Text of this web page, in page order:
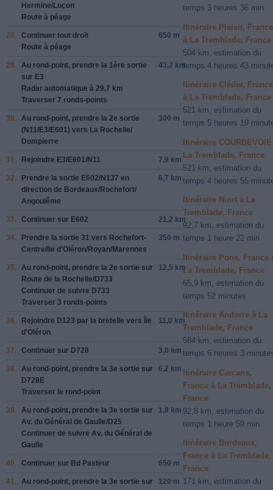
Hermine/Luçon
Route à péage
28. Continuer tout droit
Route à péage
650 m
29. Au rond-point, prendre la 1ère sortie
sur E3
Radar automatique à 29,7 km
Traverser 7 ronds-points
43,2 km
30. Au rond-point, prendre la 2e sortie
(N11/E3/E601) vers La Rochelle/
Dompierre
300 m
31. Rejoindre E3/E601/N11 7,9 km
32. Prendre la sortie E602/N137 en
direction de Bordeaux/Rochefort/
Angoulême
6,7 km
33. Continuer sur E602 21,2 km
34. Prendre la sortie 31 vers Rochefort-
Centre/Ile d'Oléron/Royan/Marennes
350 m
35. Au rond-point, prendre la 2e sortie sur
Route de la Rochelle/D733
Continuer de suivre D733
Traverser 3 ronds-points
12,5 km
36. Rejoindre D123 par la bretelle vers Île
d'Oléron
11,0 km
37. Continuer sur D728 3,0 km
38. Au rond-point, prendre la 3e sortie sur
D728E
Traverser le rond-point
6,2 km
39. Au rond-point, prendre la 3e sortie sur
Av. du Général de Gaulle/D25
Continuer de suivre Av. du Général de
Gaulle
1,8 km
40. Continuer sur Bd Pasteur 650 m
41. Au rond-point, prendre la 3e sortie sur
120 m
temps 3 heures 36 min
Itinéraire Plaisir, France
à La Tremblade, France
504 km, estimation du
temps 4 heures 43
Itinéraire Cléder, France
à La Tremblade, France
521 km, estimation du
temps 5 heures 19
Itinéraire
La Tremblade, France
521 km, estimation du
temps 4 heures 55
Itinéraire Niort à La
Tremblade, France
92,7 km, estimation du
temps 1 heure 22 min
Itinéraire Pons, France
La Tremblade, France
65,9 km, estimation du
temps 52 minutes
Itinéraire Andorre à La
Tremblade, France
584 km, estimation du
temps 6 heures 3
Itinéraire Carcans,
France à La Tremblade,
France
92,8 km, estimation du
temps 1 heure 59 min
Itinéraire Bordeaux,
France à La Tremblade,
France
171 km, estimation du